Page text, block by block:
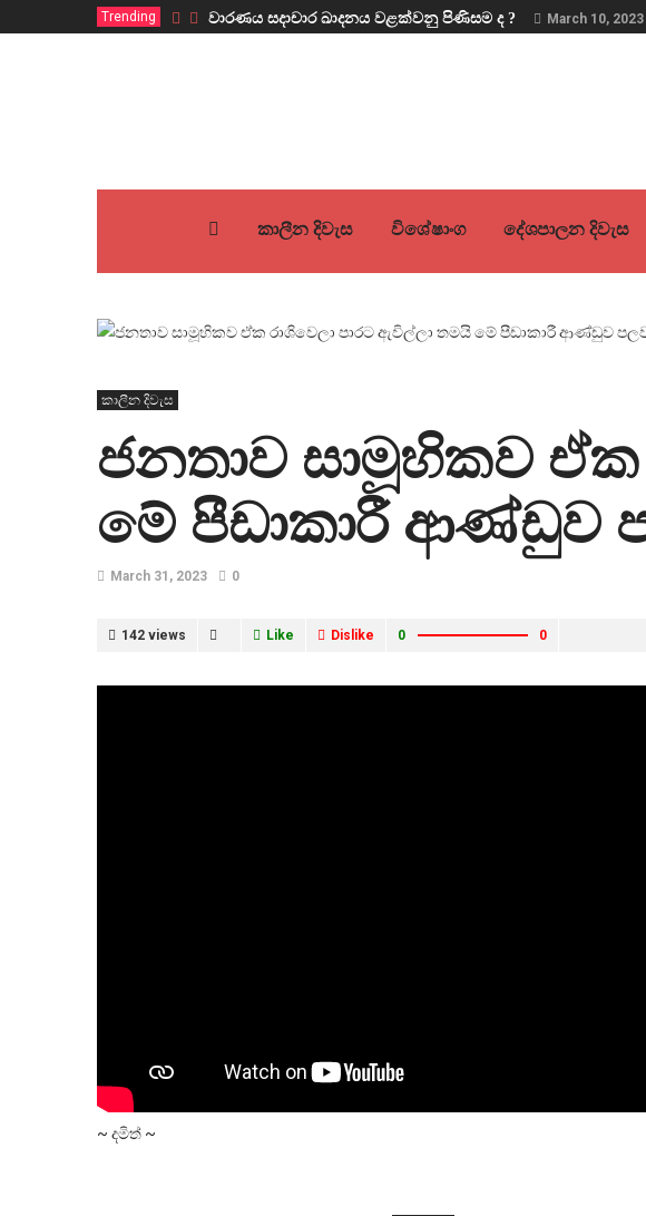
Trending වාරණය සදාචාර ඛාදනය වළක්වනු පිණිසම ද ? March 10, 2023
කාලීන දිවැස විශේෂාංග දේශපාලන දිවැස
කාලීන දිවැස
ජනතාව සාමූහිකව ඒක
මේ පීඩාකාරී ආණ්ඩුව
March 31, 2023 0
142 views Like Dislike 0 0
~ දමිත් ~